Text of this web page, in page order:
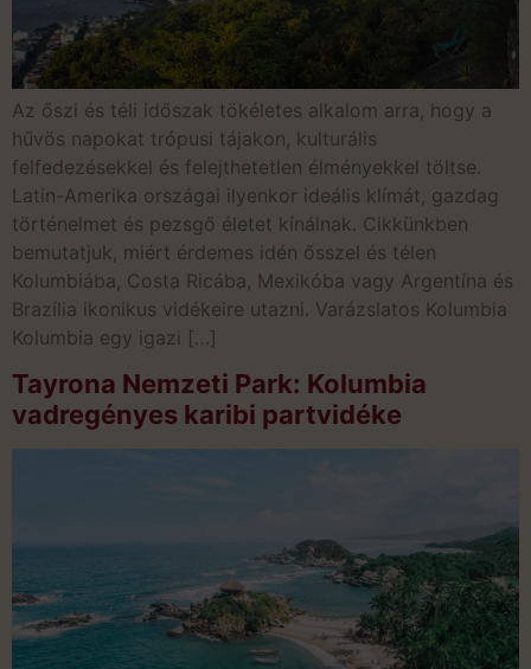
Az őszi és téli időszak tökéletes alkalom arra, hogy a
hűvös napokat trópusi tájakon, kulturális
felfedezésekkel és felejthetetlen élményekkel töltse.
Latin-Amerika országai ilyenkor ideális klímát, gazdag
történelmet és pezsgő életet kínálnak. Cikkünkben
bemutatjuk, miért érdemes idén ősszel és télen
Kolumbiába, Costa Ricába, Mexikóba vagy Argentína és
Brazília ikonikus vidékeire utazni. Varázslatos Kolumbia
Kolumbia egy igazi […]
Tayrona Nemzeti Park: Kolumbia
vadregényes karibi partvidéke